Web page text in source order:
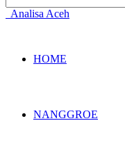
Analisa Aceh
HOME
NANGGROE